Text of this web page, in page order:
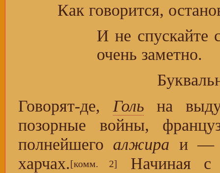
Как говорится,
И не спускайте
очень заметно.
Говорят-де, Голь на
позорные войны,
полнейшего алжира и —
харчах.[комм. 2]
Начиная с